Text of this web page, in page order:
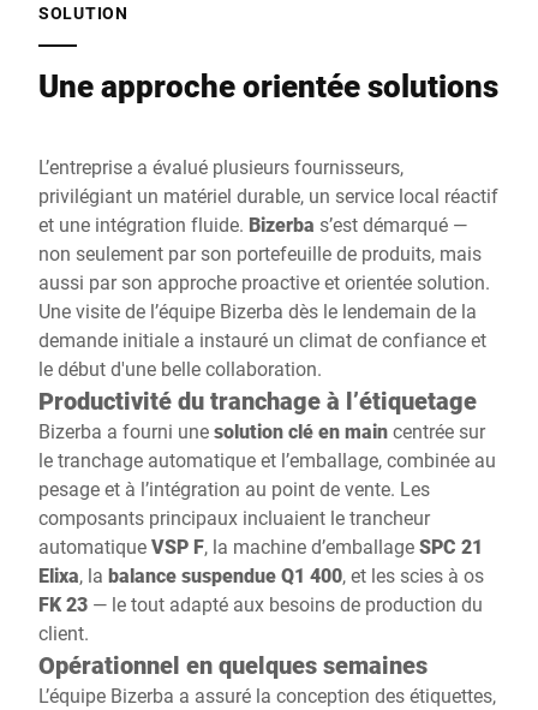
SOLUTION
Une approche orientée solutions
L’entreprise a évalué plusieurs fournisseurs,
privilégiant un matériel durable, un service local réactif
et une intégration fluide. Bizerba s’est démarqué —
non seulement par son portefeuille de produits, mais
aussi par son approche proactive et orientée solution.
Une visite de l’équipe Bizerba dès le lendemain de la
demande initiale a instauré un climat de confiance et
le début d'une belle collaboration.
Productivité du tranchage à l’étiquetage
Bizerba a fourni unesolution clé en maincentrée sur
le tranchage automatique et l’emballage, combinée au
pesage et à l’intégration au point de vente. Les
composants principaux incluaient le trancheur
automatiqueVSP F, la machine d’emballageSPC 21
Elixa, la balance suspendue Q1 400, et les scies à os
FK 23 — le tout adapté aux besoins de production du
client.
Opérationnel en quelques semaines
L’équipe Bizerba a assuré la conception des étiquettes,